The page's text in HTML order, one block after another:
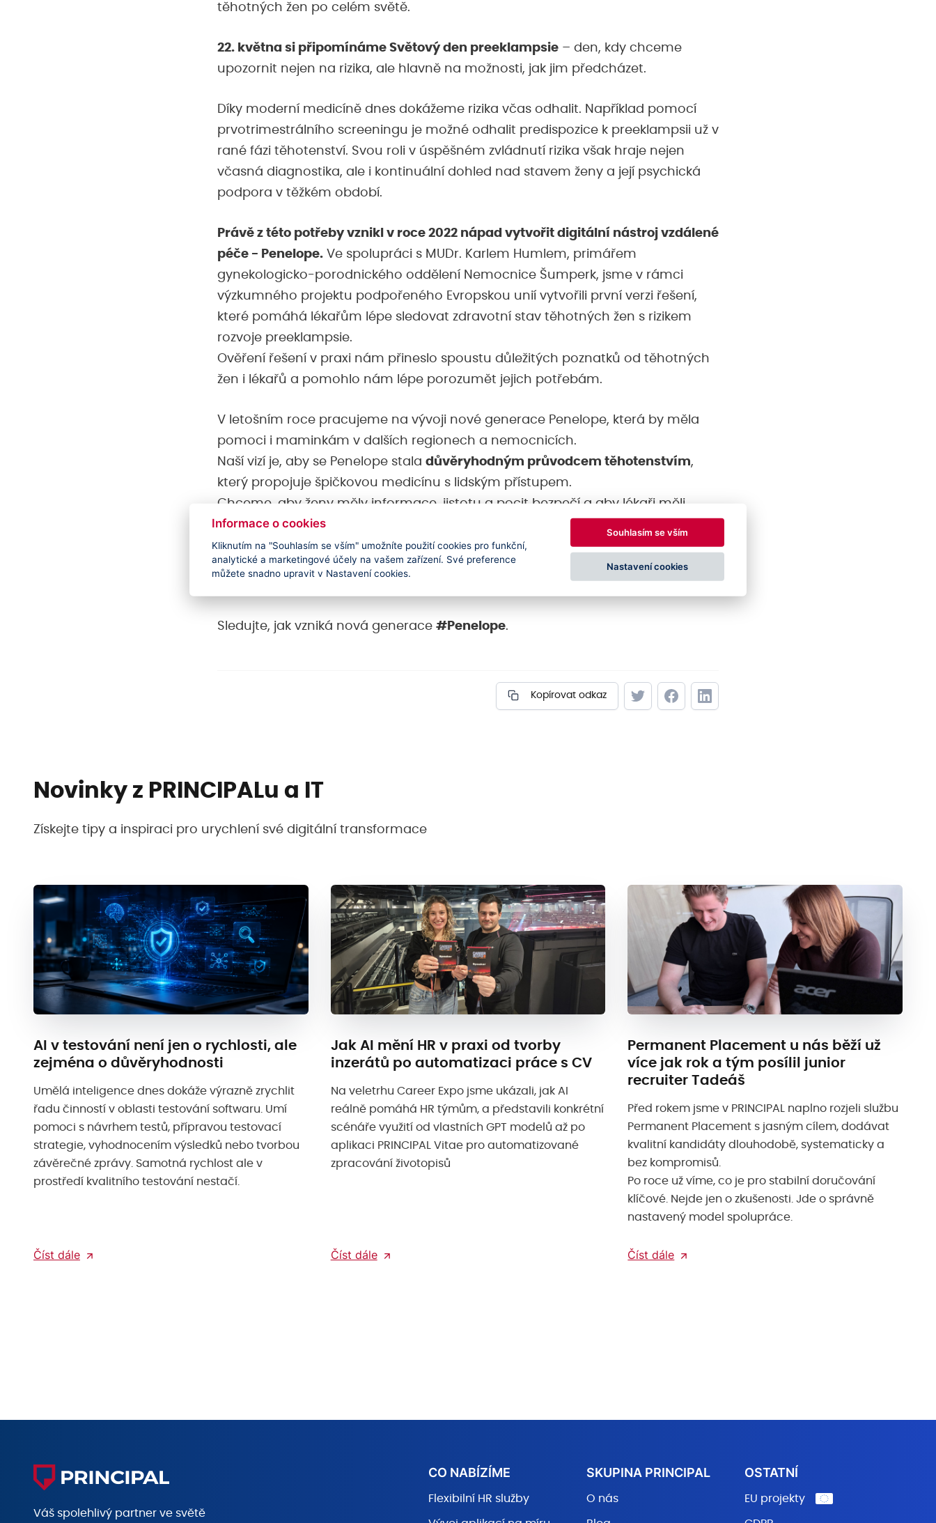
těhotných žen po celém světě.
22. května si připomínáme Světový den preeklampsie – den, kdy chceme
upozornit nejen na rizika, ale hlavně na možnosti, jak jim předcházet.
Díky moderní medicíně dnes dokážeme rizika včas odhalit. Například pomocí
prvotrimestrálního screeningu je možné odhalit predispozice k preeklampsii už v
rané fázi těhotenství. Svou roli v úspěšném zvládnutí rizika však hraje nejen
včasná diagnostika, ale i kontinuální dohled nad stavem ženy a její psychická
podpora v těžkém období.
Právě z této potřeby vznikl v roce 2022 nápad vytvořit digitální nástroj vzdálené
péče - Penelope. Ve spolupráci s MUDr. Karlem Humlem, primářem
gynekologicko-porodnického oddělení Nemocnice Šumperk, jsme v rámci
výzkumného projektu podpořeného Evropskou unií vytvořili první verzi řešení,
které pomáhá lékařům lépe sledovat zdravotní stav těhotných žen s rizikem
rozvoje preeklampsie.
Ověření řešení v praxi nám přineslo spoustu důležitých poznatků od těhotných
žen i lékařů a pomohlo nám lépe porozumět jejich potřebám.
V letošním roce pracujeme na vývoji nové generace Penelope, která by měla
pomoci i maminkám v dalších regionech a nemocnicích.
Naší vizí je, aby se Penelope stala důvěryhodným průvodcem těhotenstvím,
který propojuje špičkovou medicínu s lidským přístupem.
Chceme, aby ženy měly informace, jistotu a pocit bezpečí a aby lékaři měli
nástroje, které jim péči o pacientky usnadní.
Věříme, že technologie mohou být silným spojencem v péči o maminky a
Sledujte, jak vzniká nová generace #Penelope.
Kopírovat odkaz
Novinky z PRINCIPALu a IT
Získejte tipy a inspiraci pro urychlení své digitální transformace
AI v testování není jen o rychlosti, ale
zejména o důvěryhodnosti
Umělá inteligence dnes dokáže výrazně zrychlit
řadu činností v oblasti testování softwaru. Umí
pomoci s návrhem testů, přípravou testovací
strategie, vyhodnocením výsledků nebo tvorbou
závěrečné zprávy. Samotná rychlost ale v
prostředí kvalitního testování nestačí.
Číst dále
Jak AI mění HR v praxi od tvorby
inzerátů po automatizaci práce s CV
Na veletrhu Career Expo jsme ukázali, jak AI
reálně pomáhá HR týmům, a představili konkrétní
scénáře využití od vlastních GPT modelů až po
aplikaci PRINCIPAL Vitae pro automatizované
zpracování životopisů
Číst dále
Permanent Placement u nás běží už
více jak rok a tým posílil junior
recruiter Tadeáš
Před rokem jsme v PRINCIPAL naplno rozjeli službu
Permanent Placement s jasným cílem, dodávat
kvalitní kandidáty dlouhodobě, systematicky a
bez kompromisů.
Po roce už víme, co je pro stabilní doručování
klíčové. Nejde jen o zkušenosti. Jde o správně
nastavený model spolupráce.
Číst dále
Váš spolehlivý partner ve světě
CO NABÍZÍME
Flexibilní HR služby
SKUPINA PRINCIPAL
O nás
OSTATNÍ
EU projekty
Informace o cookies
Kliknutím na "Souhlasím se vším" umožníte použití cookies pro funkční,
analytické a marketingové účely na vašem zařízení. Své preference
můžete snadno upravit v Nastavení cookies.
Souhlasím se vším
Nastavení cookies